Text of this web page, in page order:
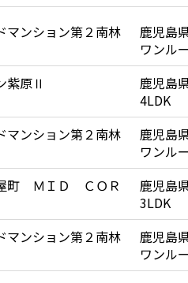
マンション第２南林
鹿児島
ワンル
紫原Ⅱ
鹿児島
4LDK
マンション第２南林
鹿児島
ワンル
町 ＭＩＤ ＣＯＲ
鹿児島
3LDK
マンション第２南林
鹿児島
ワンル